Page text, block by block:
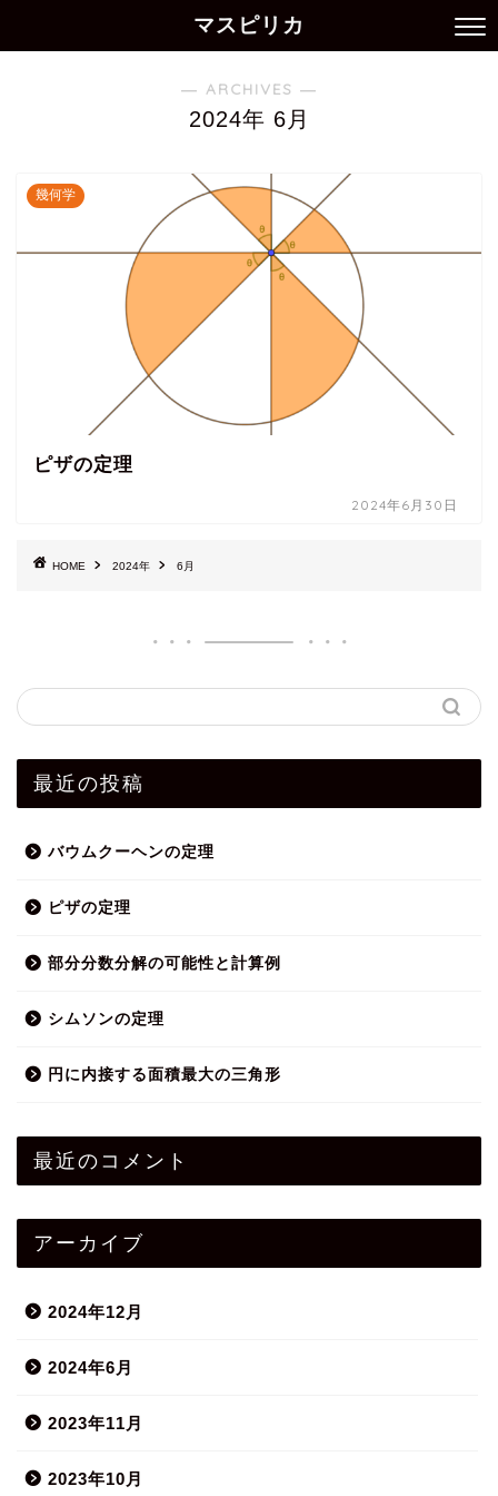
マスピリカ
― ARCHIVES ―
2024年 6月
幾何学
ピザの定理
2024年6月30日
HOME 2024年 6月
最近の投稿
バウムクーヘンの定理
ピザの定理
部分分数分解の可能性と計算例
シムソンの定理
円に内接する面積最大の三角形
最近のコメント
アーカイブ
2024年12月
2024年6月
2023年11月
2023年10月